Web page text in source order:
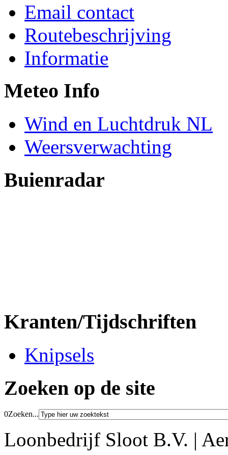
Email contact
Routebeschrijving
Informatie
Meteo Info
Wind en Luchtdruk NL
Weersverwachting
Buienradar
Kranten/Tijdschriften
Knipsels
Zoeken op de site
0Zoeken...
Loonbedrijf Sloot B.V. |